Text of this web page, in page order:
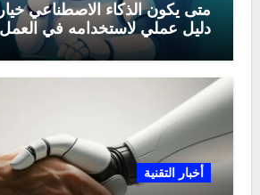
متى يكون الذكاء الاصطناعي
دليل عملي لاستخدامه في
أخبار التقنية